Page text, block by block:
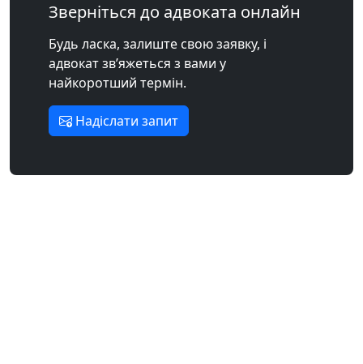
Зверніться до адвоката онлайн
Будь ласка, залиште свою заявку, і
адвокат зв’яжеться з вами у
найкоротший термін.
Надіслати запит